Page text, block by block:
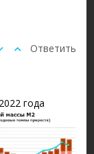
Ответить
года